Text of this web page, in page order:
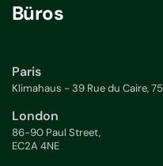
Büros
Paris
Klimahaus - 39 Rue du Caire,
London
86-90 Paul Street,
EC2A 4NE